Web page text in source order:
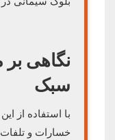
نگاهی
سبک
با استفاده از
خسارات و تلفات